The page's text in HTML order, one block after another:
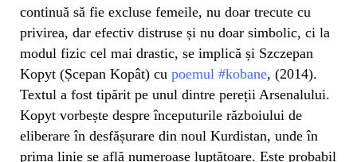
continuă să fie excluse femeile, nu doar trecute cu
privirea, dar efectiv distruse și nu doar simbolic, ci la
modul fizic cel mai drastic, se implică și Szczepan
Kopyt (Șcepan Kopât) cu poemul #kobane, (2014).
Textul a fost tipărit pe unul dintre pereții Arsenalului.
Kopyt vorbește despre începuturile războiului de
eliberare în desfășurare din noul Kurdistan, unde în
prima linie se află numeroase luptătoare. Este probabil